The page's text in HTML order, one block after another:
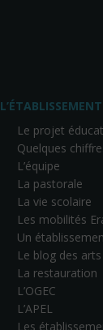
L’ÉTABLISSEMENT
Le projet
Quelques
L’équipe
La pastorale
La vie scolaire
Les mobilités
Un
Le blog des
La restauration
L’OGEC
L’APEL
Les